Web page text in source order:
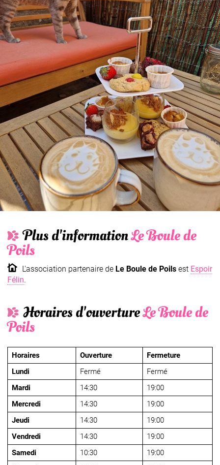
Plus d'informationLe Boule de
Poils
L'association partenaire de Le Boule de Poils est Espoir
Félin.
Horaires d'ouvertureLe Boule de
Poils
Horaires Ouverture
Fermeture
Lundi
Fermé
Fermé
Mardi
14:30
19:00
Mercredi
14:30
19:00
Jeudi
14:30
19:00
Vendredi
14:30
19:00
Samedi
10:30
19:00